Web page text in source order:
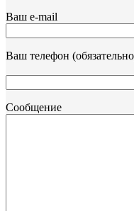
Ваш e-mail
Ваш телефон
Сообщение